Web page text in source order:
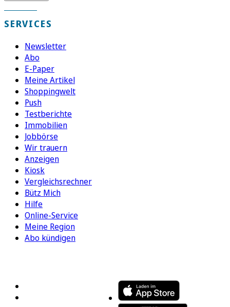
SERVICES
Newsletter
Abo
E-Paper
Meine Artikel
Shoppingwelt
Push
Testberichte
Immobilien
Jobbörse
Wir trauern
Anzeigen
Kiosk
Vergleichsrechner
Bütz Mich
Hilfe
Online-Service
Meine Region
Abo kündigen